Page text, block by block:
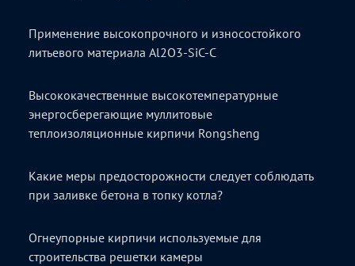
Применение высокопрочного и износостойкого
литьевого материала Al2O3-SiC-C
Высококачественные высокотемпературные
энергосберегающие муллитовые
теплоизоляционные кирпичи Rongsheng
Какие меры предосторожности следует соблюдать
при заливке бетона в топку котла?
Огнеупорные кирпичи используемые для
строительства решетки камеры